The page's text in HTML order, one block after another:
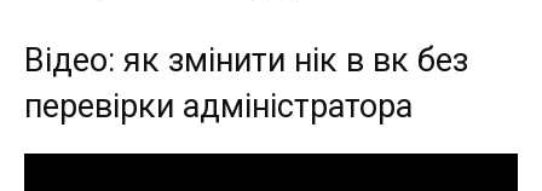
Відео: як змінити нік в вк без
перевірки адміністратора